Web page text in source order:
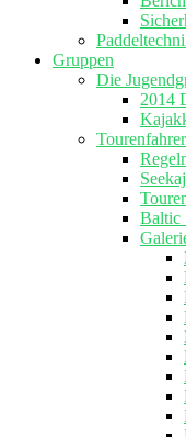
Gruppen
Die
2014
Tourenfahrer
Baltic